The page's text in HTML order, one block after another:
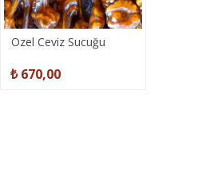
Özel Ceviz Sucuğu
₺ 670,00